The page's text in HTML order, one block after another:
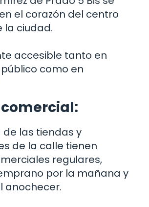
el corazón del centro
la ciudad.
accesible tanto en
como en
de las tiendas y
de la calle tienen
regulares,
por la mañana y
anochecer.